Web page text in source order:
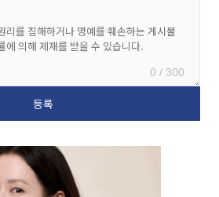
0 / 300